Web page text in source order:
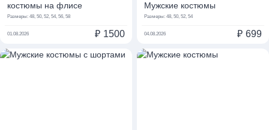
костюмы на флисе
Размеры: 48, 50, 52, 54, 56, 58
01.08.2026 ₽ 1500
Мужские костюмы
Размеры: 48, 50, 52, 54
04.08.2026 ₽ 699